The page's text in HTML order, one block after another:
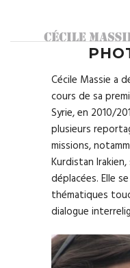
Cécile Massie a
cours de sa
Syrie, en 2010/
plusieurs
missions,
Kurdistan
déplacées. Elle
thématiques
dialogue